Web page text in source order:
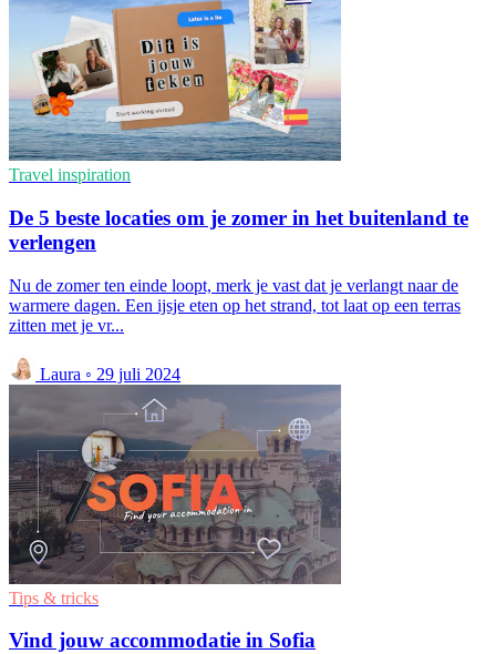
Travel inspiration
De 5 beste locaties om je zomer in het buitenland te
verlengen
Nu de zomer ten einde loopt, merk je vast dat je verlangt naar de
warmere dagen. Een ijsje eten op het strand, tot laat op een terras
zitten met je vr...
Laura ◦ 29 juli 2024
Tips & tricks
Vind jouw accommodatie in Sofia